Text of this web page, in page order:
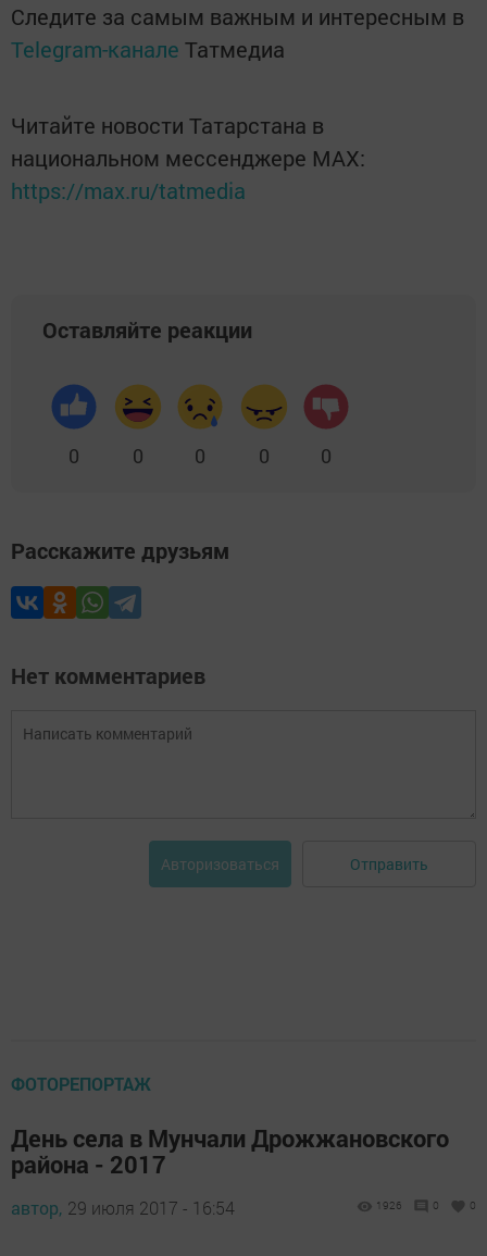
Следите за самым важным и интересным в
Telegram-канале Татмедиа
Читайте новости Татарстана в
национальном мессенджере MАХ:
https://max.ru/tatmedia
Оставляйте реакции
0 0 0 0 0
Расскажите друзьям
Нет комментариев
Авторизоваться Отправить
ФОТОРЕПОРТАЖ
День села в Мунчали Дрожжановского
района - 2017
автор, 29 июля 2017 - 16:54 1926 0 0